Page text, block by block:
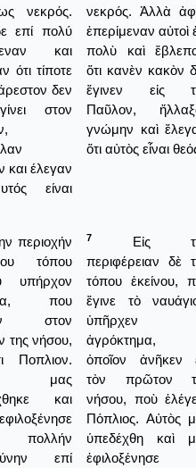
νεκρός.
επί πολύ
και
ότι τίποτε
δεν
στον
και έλεγαν
είναι
νεκρός. Ἀλλὰ
ἐπερίμεναν αὐτοὶ
πολὺ καὶ
ὅτι κανὲν κακὸν
ἔγινεν εἰς
Παῦλον,
γνώμην καὶ
ὅτι αὐτὸς εἶναι
περιοχήν
τόπου
υπήρχον
που
στον
της νήσου,
Ποπλιον.
μας
και
επί
7
Εἰς
περιφέρειαν δὲ
τόπου ἐκείνου,
ἔγινε τὸ
ὑπῆρχεν
ἀγρόκτημα,
ὁποῖον ἀνῆκεν
τὸν πρῶτον
νήσου, ποὺ
Πόπλιος. Αὐτὸς
ὑπεδέχθη καὶ
ἐφιλοξένησε